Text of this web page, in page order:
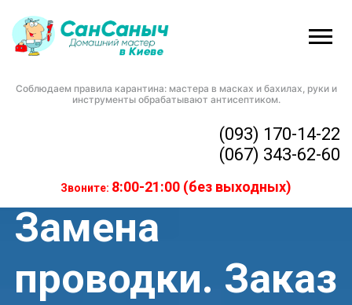
Соблюдаем правила карантина: мастера в масках и бахилах, руки и
инструменты обрабатывают антисептиком.
(093) 170-14-22
(067) 343-62-60
Звоните: 8:00-21:00 (без выходных)
Домашний мастер»Замена проводки. Заказ 14605
Замена
проводки. Заказ